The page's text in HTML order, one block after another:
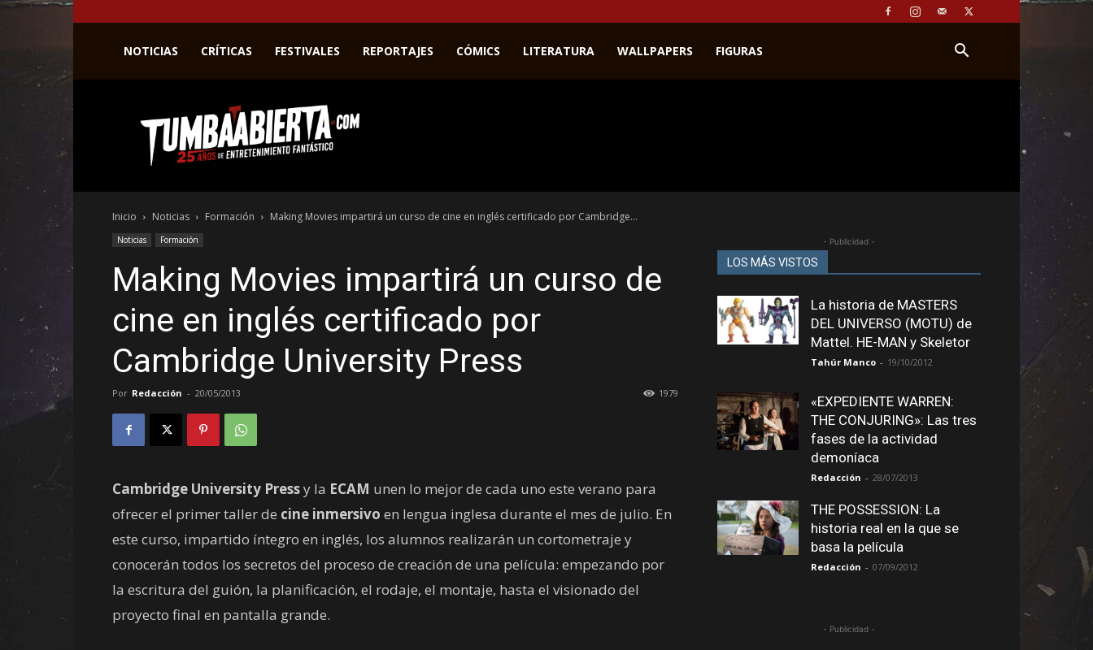
NOTICIAS CRÍTICAS FESTIVALES REPORTAJES CÓMICS LITERATURA WALLPAPERS FIGURAS
web
del
entretenimiento
el
género
Inicio Noticias Formación Making Movies impartirá un curso de cine en inglés certificado por Cambridge...
Noticias Formación
Making Movies impartirá un curso de
cine en inglés certificado por
Cambridge University Press
Por Redacción - 20/05/2013 1979
Cambridge University Pressy la ECAM unen lo mejor de cada uno este verano para
ofrecer el primer taller de cine inmersivo en lengua inglesa durante el mes de julio. En
este curso, impartido íntegro en inglés, los alumnos realizarán un cortometraje y
conocerán todos los secretos del proceso de creación de una película: empezando por
la escritura del guión, la planificación, el rodaje, el montaje, hasta el visionado del
proyecto final en pantalla grande.
- Publicidad -
LOS MÁS VISTOS
La historia de MASTERS
DEL UNIVERSO (MOTU) de
Mattel. HE-MAN y Skeletor
Tahúr Manco - 19/10/2012
«EXPEDIENTE WARREN:
THE CONJURING»: Las tres
fases de la actividad
demoníaca
Redacción - 28/07/2013
THE POSSESSION: La
historia real en la que se
basa la película
Redacción - 07/09/2012
- Publicidad -